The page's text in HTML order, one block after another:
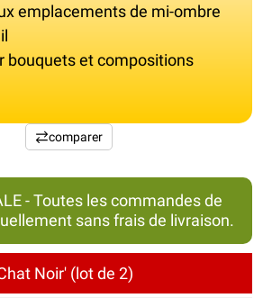
emplacements de mi-ombre
bouquets et compositions
comparer
- Toutes les commandes de
sans frais de livraison.
Noir' (lot de 2)